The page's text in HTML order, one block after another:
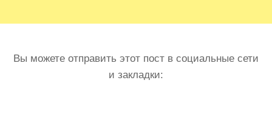
Вы можете отправить этот пост в социальные сети
и закладки: